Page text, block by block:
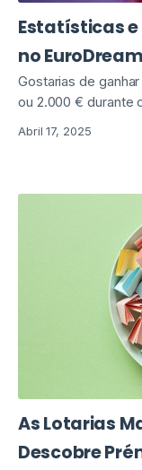
Estatísticas
no
Gostarias de
ou 2.000 € durante
Abril 17, 2025
As Lotarias
Descobre